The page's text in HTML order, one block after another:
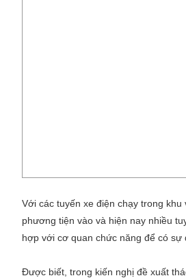
Với các tuyến xe điện chạy trong
phương tiện vào và hiện nay nhiều
hợp với cơ quan chức năng để có sự
Được biết, trong kiến nghị đề xuất